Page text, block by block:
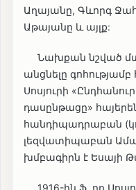
Աղայանը, Գևորգ
Աթայանը և այլք:
Նախքան նշված
անցնելը
Սոսյուրի
դասընթացը»
հանդիպադրաբան
լեզվատիպաբան
խմբագիրն է Եսայի
1916-ին Ֆ. դը